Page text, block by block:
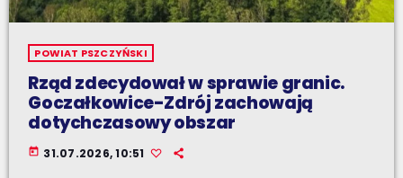
POWIAT PSZCZYŃSKI
Rząd zdecydował w sprawie granic.
Goczałkowice-Zdrój zachowają
dotychczasowy obszar
today 31.07.2026, 10:51